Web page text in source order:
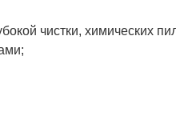
чистки, химических